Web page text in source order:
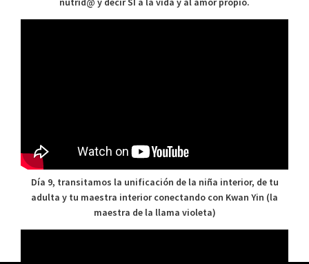
Día 9, transitamos la unificación de la niña interior, de tu
adulta y tu maestra interior conectando con Kwan Yin (la
maestra de la llama violeta)